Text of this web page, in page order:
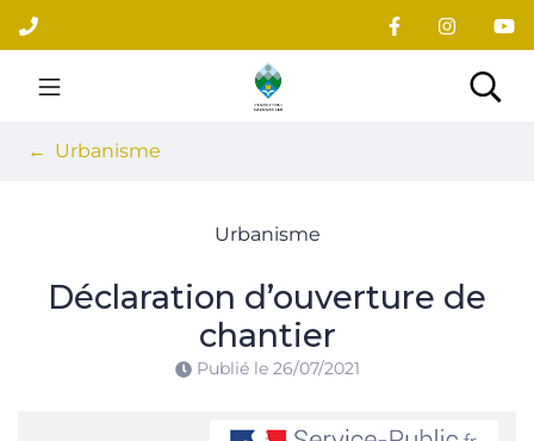
Aller
au
contenu
Site officiel du village
Urbanisme
Urbanisme
Déclaration d’ouverture de
chantier
Publié le 26/07/2021